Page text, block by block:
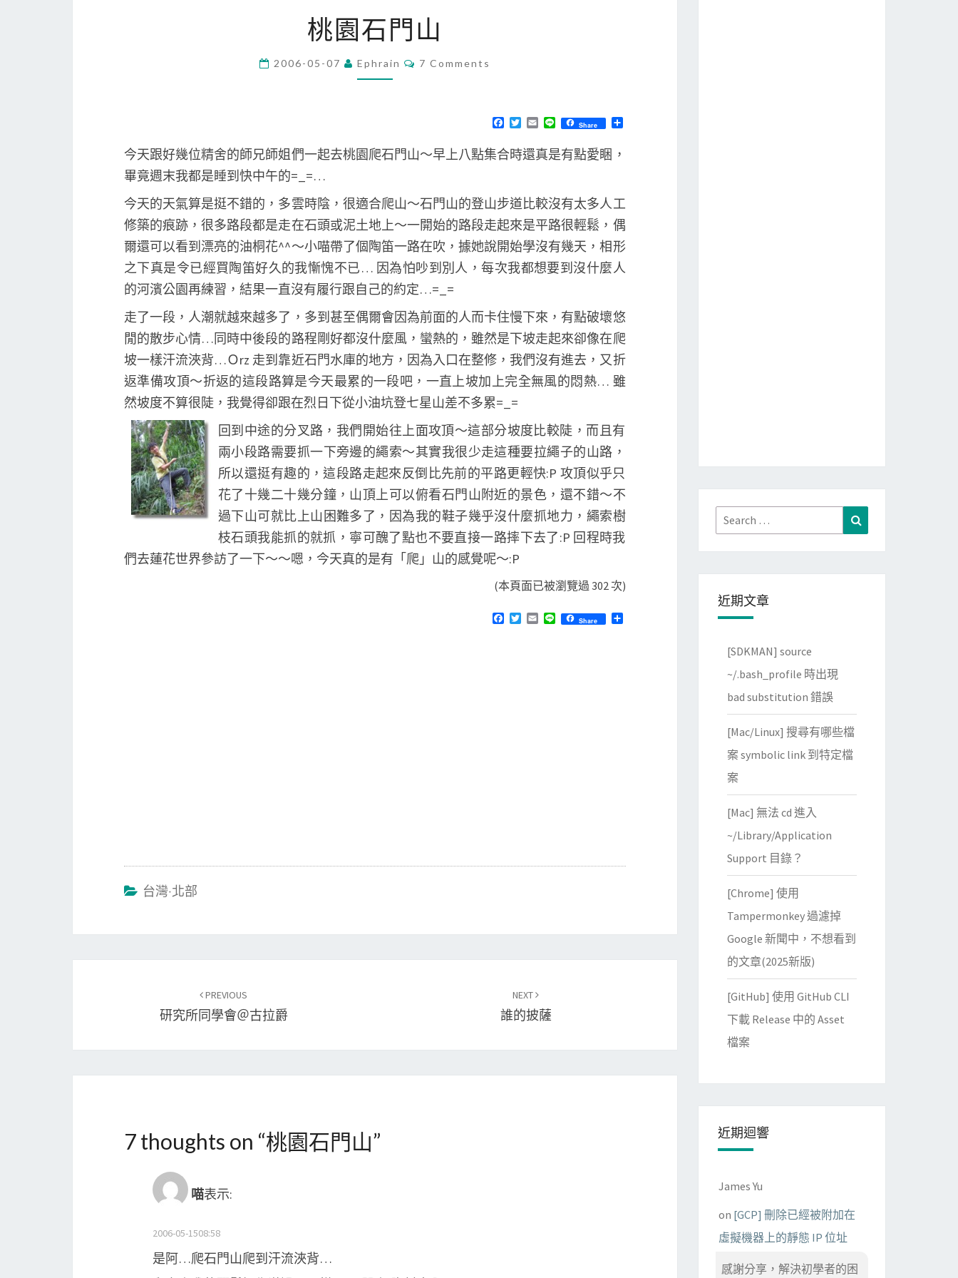
園
門
桃園石門山
2006-05-07 Ephrain
C
7 Comments
F
c
e
k
T
i
t
E
a
i
L
n
e
Share
分
今天跟好幾位精舍的師兄師姐們一起去桃園爬石門山～早上八點集合時還真是有點愛睏，
畢竟週末我都是睡到快中午的=_=…
今天的天氣算是挺不錯的，多雲時陰，很適合爬山～石門山的登山步道比較沒有太多人工
修築的痕跡，很多路段都是走在石頭或泥土地上～一開始的路段走起來是平路很輕鬆，偶
爾還可以看到漂亮的油桐花^^～小喵帶了個陶笛一路在吹，據她說開始學沒有幾天，相形
之下真是令已經買陶笛好久的我慚愧不已… 因為怕吵到別人，每次我都想要到沒什麼人
的河濱公園再練習，結果一直沒有履行跟自己的約定…=_=
走了一段，人潮就越來越多了，多到甚至偶爾會因為前面的人而卡住慢下來，有點破壞悠
閒的散步心情…同時中後段的路程剛好都沒什麼風，蠻熱的，雖然是下坡走起來卻像在爬
坡一樣汗流浹背…Ｏrz 走到靠近石門水庫的地方，因為入口在整修，我們沒有進去，又折
返準備攻頂～折返的這段路算是今天最累的一段吧，一直上坡加上完全無風的悶熱… 雖
然坡度不算很陡，我覺得卻跟在烈日下從小油坑登七星山差不多累=_=
回到中途的分叉路，我們開始往上面攻頂～這部分坡度比較陡，而且有
兩小段路需要抓一下旁邊的繩索～其實我很少走這種要拉繩子的山路，
所以還挺有趣的，這段路走起來反倒比先前的平路更輕快:P 攻頂似乎只
花了十幾二十幾分鐘，山頂上可以俯看石門山附近的景色，還不錯～不
過下山可就比上山困難多了，因為我的鞋子幾乎沒什麼抓地力，繩索樹
枝石頭我能抓的就抓，寧可醜了點也不要直接一路摔下去了:P 回程時我
們去蓮花世界參訪了一下～～嗯，今天真的是有「爬」山的感覺呢～:P
(本頁面已被瀏覽過 302 次)
F
T
E
L
Share
分
台灣‧北部
navigation
PREVIOUS
研究所同學會＠古拉爵
NEXT
誰的披薩
7 thoughts on “桃園石門山”
喵表示:
2006-05-1508:58
是阿…爬石門山爬到汗流浹背…
Search
for:
近期文章
[SDKMAN] source
~/.bash_profile 時出現
bad substitution 錯誤
[Mac/Linux] 搜尋有哪些檔
案 symbolic link 到特定檔
案
[Mac] 無法 cd 進入
~/Library/Application
Support 目錄？
[Chrome] 使用
Tampermonkey 過濾掉
Google 新聞中，不想看到
的文章(2025新版)
[GitHub] 使用 GitHub CLI
下載 Release 中的 Asset
檔案
近期迴響
James Yu
on [GCP] 刪除已經被附加在
虛擬機器上的靜態 IP 位址
感謝分享，解決初學者的困